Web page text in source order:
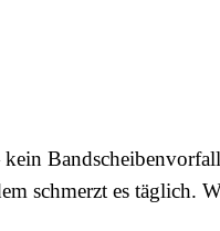
schmerzt es täglich.